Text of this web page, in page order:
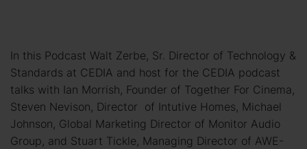
In this Podcast Walt Zerbe, Sr. Director of Technology &
Standards at CEDIA and host for the CEDIA podcast
talks with Ian Morrish, Founder of Together For Cinema,
Steven Nevison, Director of Intutive Homes, Michael
Johnson, Global Marketing Director of Monitor Audio
Group, and Stuart Tickle, Managing Director of AWE-